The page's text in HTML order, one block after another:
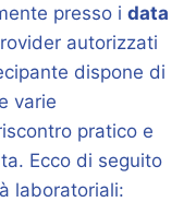
presso i data
autorizzati
dispone di
varie
pratico e
Ecco di seguito
laboratoriali: